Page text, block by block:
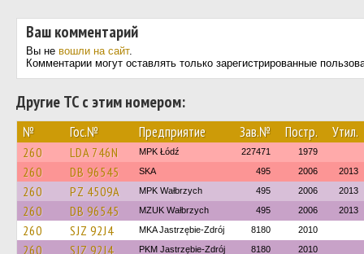
Ваш комментарий
Вы не вошли на сайт.
Комментарии могут оставлять только зарегистрированные
Другие ТС с этим номером:
№ Гос.№ Предприятие Зав.№ Постр. Утил.
260 LDA 746N MPK Łódź 227471 1979
260 DB 96545 SKA 495 2006 2013
260 PZ 4509A MPK Wałbrzych 495 2006 2013
260 DB 96545 MZUK Wałbrzych 495 2006 2013
260 SJZ 92J4 MKA Jastrzębie-Zdrój 8180 2010
260 SJZ 92J4 PKM Jastrzębie-Zdrój 8180 2010